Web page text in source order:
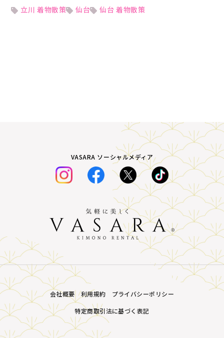
立川 着物散策
仙台 仙台 着物散策
VASARA ソーシャルメディア
会社概要 利用規約
プライバシーポリシー
特定商取引法に基づく表記